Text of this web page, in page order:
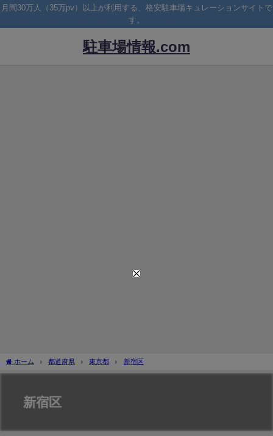
月間30万人（35万pv）以上が利用する、格安駐車場キュレーションサイトで
す。
駐車場情報.com
ホーム 都道府県 東京都 新宿区
新宿区